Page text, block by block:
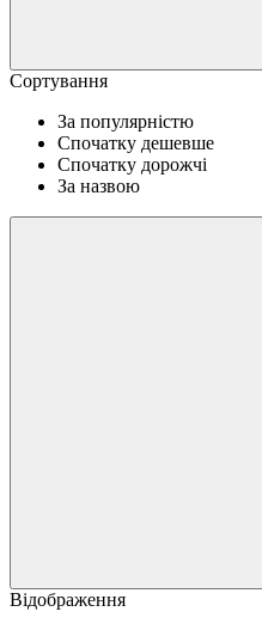
Сортування
За популярністю
Спочатку дешевше
Спочатку дорожчі
За назвою
Відображення